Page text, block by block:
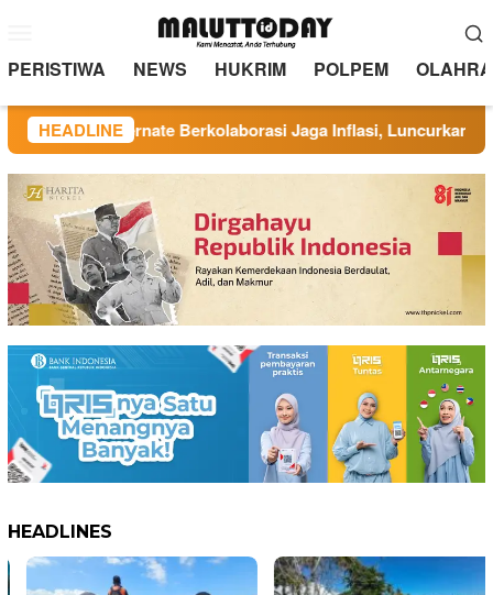
kontenMobile
PERISTIWA NEWS HUKRIM POLPEM
HEADLINE
PKK Ternate Berkolaborasi Jaga Inflasi, Luncurkan Program
HEADLINES